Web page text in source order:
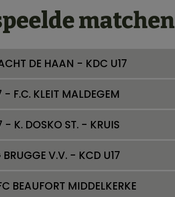
matchen
DE HAAN - KDC U17
- F.C. KLEIT MALDEGEM
- K. DOSKO ST. - KRUIS
V.V. - KCD U17
BEAUFORT MIDDELKERKE